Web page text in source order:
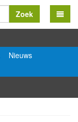
Zoek
Nieuws